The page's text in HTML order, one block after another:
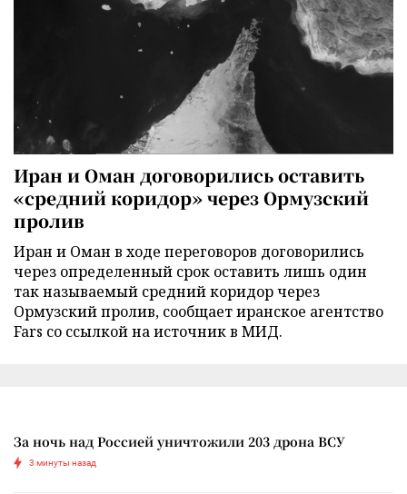
Иран и Оман договорились оставить
«средний коридор» через Ормузский
пролив
Иран и Оман в ходе переговоров договорились
через определенный срок оставить лишь один
так называемый средний коридор через
Ормузский пролив, сообщает иранское агентство
Fars со ссылкой на источник в МИД.
За ночь над Россией уничтожили 203 дрона ВСУ
3 минуты назад